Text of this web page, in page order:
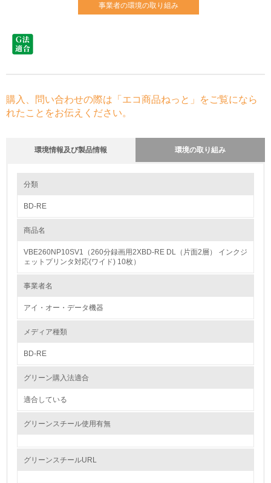
事業者の環境の取り組み
購入、問い合わせの際は「エコ商品ねっと」をご覧になら
れたことをお伝えください。
環境情報及び製品情報 環境の取り組み
1.環境取り組み体制
1.
環境方針を持っている
環境対応の責任体制を定めている
環境問題に関する従業員教育を行っている
自社に関係する主要な環境法規制を把握し、順守している
分類
BD-RE
商品名
VBE260NP10SV1（260分録画用2XBD-RE DL（片面2層） インクジ
ェットプリンタ対応(ワイド) 10枚）
事業者名
アイ・オー・データ機器
メディア種類
BD-RE
グリーン購入法適合
適合している
グリーンスチール使用有無
グリーンスチールURL